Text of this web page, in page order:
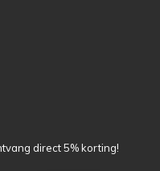
direct 5% korting!